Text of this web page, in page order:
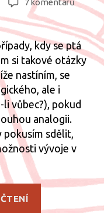
textu
s
kdy se ptá
si takové otázky
nastíním, se
ale i
vůbec?), pokud
analogii.
pokusím sdělit,
vývoje v
„Evoluce,
Revoluce,